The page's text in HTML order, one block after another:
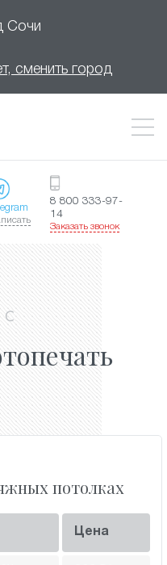
Сочи
сменить город
8 800 333-97-
14
Заказать звонок
потолках
Цена